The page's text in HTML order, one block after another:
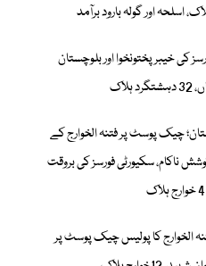
اسلحہ اور گولہ بارود برآمد
کی خیبر پختونخوا اور بلوچستان
ہلاک
چیک پوسٹ پر فتنہ الخوارج کے
ناکام، سکیورٹی فورسز کی بروقت
الخوارج کا پولیس چیک پوسٹ پر